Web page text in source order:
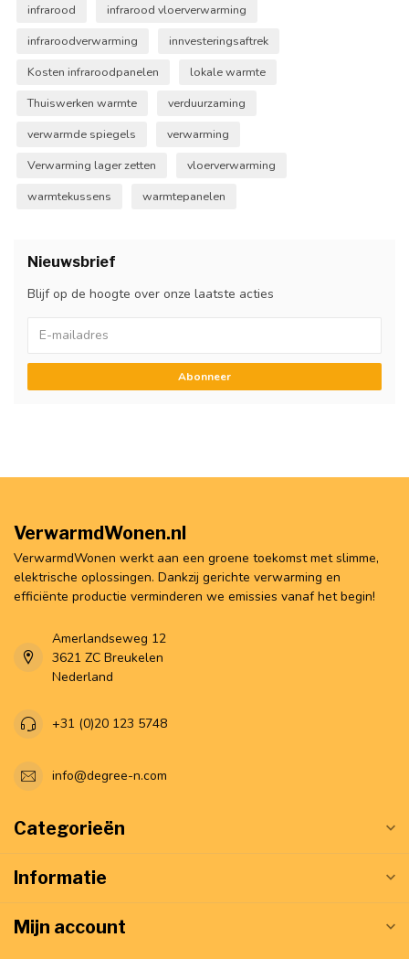
infrarood
infrarood vloerverwarming
infraroodverwarming
innvesteringsaftrek
Kosten infraroodpanelen
lokale warmte
Thuiswerken warmte
verduurzaming
verwarmde spiegels
verwarming
Verwarming lager zetten
vloerverwarming
warmtekussens
warmtepanelen
Nieuwsbrief
Blijf op de hoogte over onze laatste acties
Abonneer
VerwarmdWonen.nl
VerwarmdWonen werkt aan een groene toekomst met slimme,
elektrische oplossingen. Dankzij gerichte verwarming en
efficiënte productie verminderen we emissies vanaf het begin!
Amerlandseweg 12
3621 ZC Breukelen
Nederland
+31 (0)20 123 5748
info@degree-n.com
Categorieën
Informatie
Mijn account